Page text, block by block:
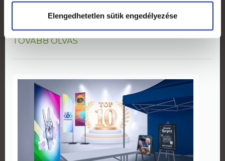
Elengedhetetlen sütik engedélyezése
A már jól ismert Prémium LIGHT roll-up
szerkezetünkből érkezett fekete színű változat...
TOVÁBB OLVAS